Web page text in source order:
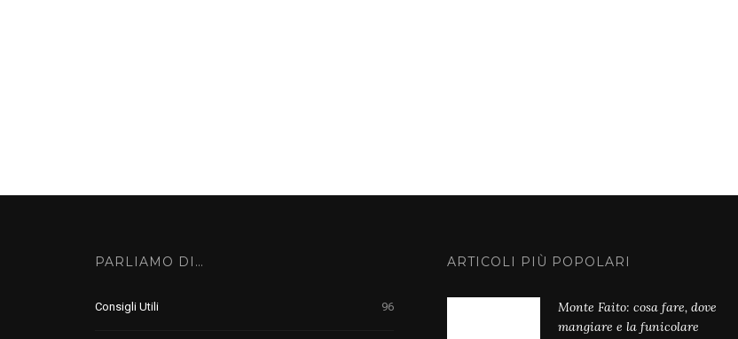
PARLIAMO DI…
Consigli Utili 96
ARTICOLI PIÙ POPOLARI
Monte Faito: cosa fare, dove
mangiare e la funicolare